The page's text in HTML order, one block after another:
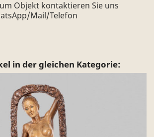
Objekt kontaktieren Sie uns
Mail/Telefon
in der gleichen Kategorie: